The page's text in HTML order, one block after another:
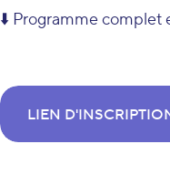
⬇️ Programme complet
LIEN